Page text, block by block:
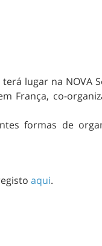
lugar na NOVA
França, co-
formas de
aqui.